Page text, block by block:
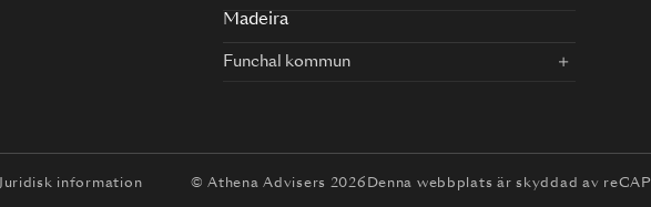
Madeira
Funchal kommun
Juridisk information © Athena Advisers 2026 Denna webbplats är skyddad av